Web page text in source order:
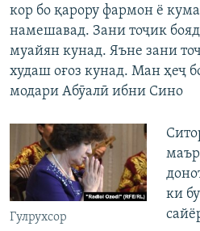
кор бо қарору фармон ё
намешавад. Зани тоҷик
муайян кунад. Яъне зани
худаш оғоз кунад. Ман ҳеҷ
модари Абӯалӣ ибни Сино
Гулрухсор
ки